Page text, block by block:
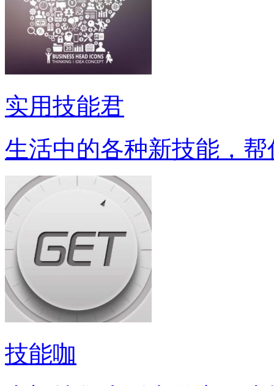
实用技能君
生活中的各种新技能，
技能咖